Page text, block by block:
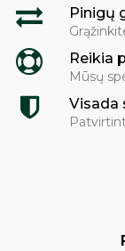
Pinigų
Reikia
Mūsų
Visada